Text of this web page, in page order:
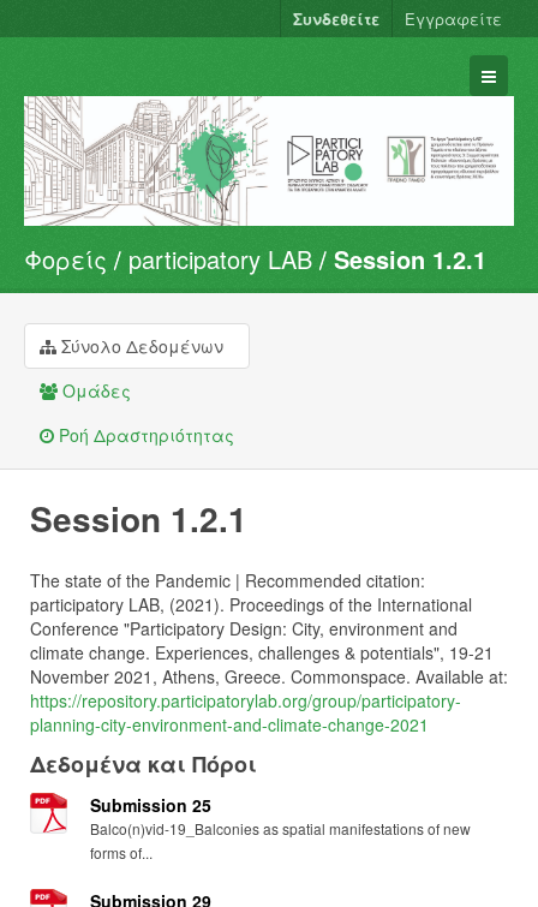
Συνδεθείτε Εγγραφείτε
Σύνολα Δεδομένων
Φορείς
Ομάδες
Σχετικά
Φορείς participatory LAB Session 1.2.1
Σύνολο Δεδομένων
Ομάδες
Ροή Δραστηριότητας
Session 1.2.1
The state of the Pandemic | Recommended citation:
participatory LAB, (2021). Proceedings of the International
Conference "Participatory Design: City, environment and
climate change. Experiences, challenges & potentials", 19-21
November 2021, Athens, Greece. Commonspace. Available at:
https://repository.participatorylab.org/group/participatory-
planning-city-environment-and-climate-change-2021
Δεδομένα και Πόροι
Submission 25
Balco(n)vid-19_Balconies as spatial manifestations of new
forms of...
Submission 29